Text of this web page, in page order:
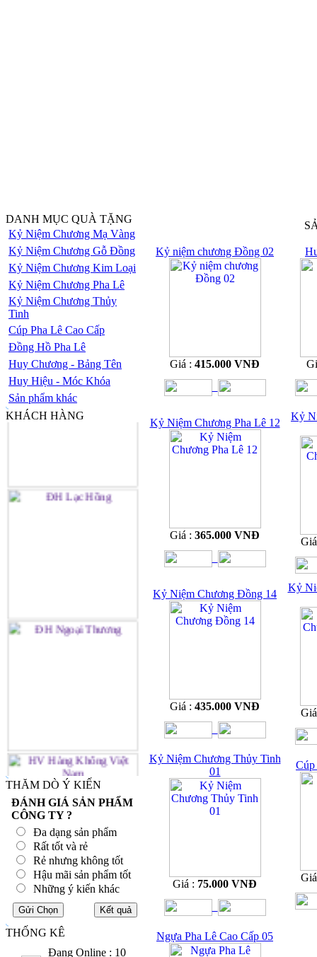
DANH MỤC QUÀ TẶNG
Kỷ Niệm Chương Mạ Vàng
Kỷ Niệm Chương Gỗ Đồng
Kỷ Niệm Chương Kim Loại
Kỷ Niệm Chương Pha Lê
Kỷ Niệm Chương Thủy
Tinh
Cúp Pha Lê Cao Cấp
Đồng Hồ Pha Lê
Huy Chương - Bảng Tên
Huy Hiệu - Móc Khóa
Sản phẩm khác
KHÁCH HÀNG
THĂM DÒ Ý KIẾN
ĐÁNH GIÁ SẢN PHẨM
CÔNG TY ?
Đa dạng sản phẩm
Rất tốt và rẻ
Rẻ nhưng không tốt
Hậu mãi sản phẩm tốt
Những ý kiến khác
THỐNG KÊ
Đang Online : 10
Kỷ niệm chương Đồng 02
Giá : 415.000 VNĐ
Kỷ Niệm Chương Pha Lê 12
Giá : 365.000 VNĐ
Kỷ
Kỷ Niệm Chương Đồng 14
Giá : 435.000 VNĐ
Kỷ
Kỷ Niệm Chương Thủy Tinh
01
Giá : 75.000 VNĐ
Cúp
Ngựa Pha Lê Cao Cấp 05